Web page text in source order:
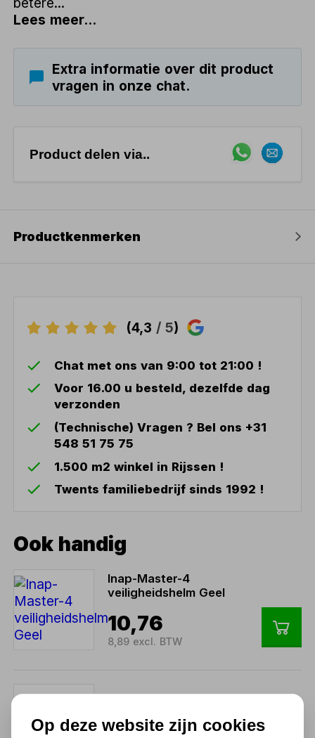
Lees meer...
Extra informatie over dit product
vragen in onze chat.
Product delen via..
Productkenmerken
(4,3 / 5)
Chat met ons van 9:00 tot 21:00 !
Voor 16.00 u besteld, dezelfde dag
verzonden
(Technische) Vragen ? Bel ons +31
548 51 75 75
1.500 m2 winkel in Rijssen !
Twents familiebedrijf sinds 1992 !
Ook handig
Inap-Master-4
veiligheidshelm Geel
10,76
8,89 excl. BTW
12,71
Op deze website zijn cookies